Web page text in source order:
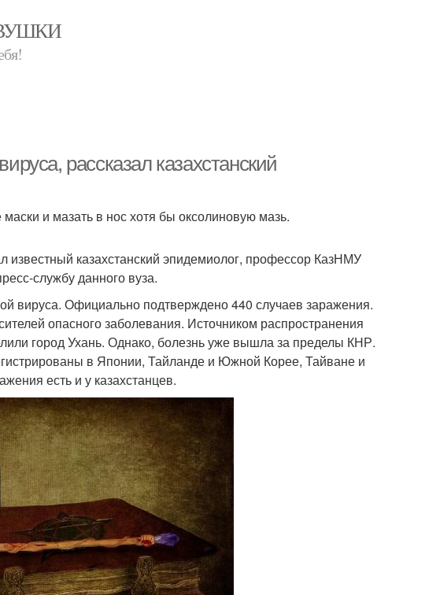
рассказал казахстанский
и мазать в нос хотя бы оксолиновую мазь.
известный казахстанский эпидемиолог, профессор КазНМУ
службу данного вуза.
вируса. Официально подтверждено 440 случаев заражения.
опасного заболевания. Источником распространения
город Ухань. Однако, болезнь уже вышла за пределы КНР.
в Японии, Тайланде и Южной Корее, Тайване и
есть и у казахстанцев.